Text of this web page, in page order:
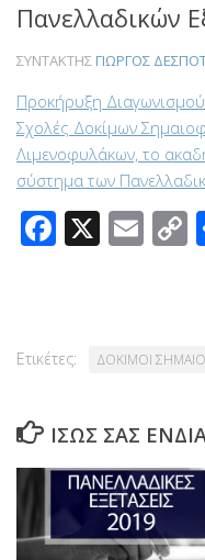
Πανελλαδικών
ΣΥΝΤΆΚΤΗΣ ΓΙΏΡΓΟΣ
Προκήρυξη Διαγωνισμού
Σχολές Δοκίμων
Λιμενοφυλάκων, το
σύστημα των
X
Ετικέτες: ΔΟΚΙΜΟΙ
ΊΣΩΣ ΣΑΣ